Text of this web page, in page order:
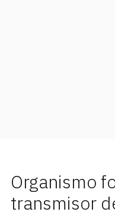
Organismo
transmisor